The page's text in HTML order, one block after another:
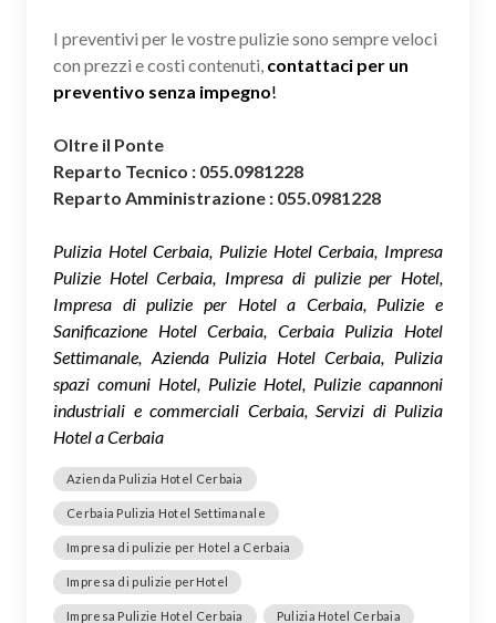
I preventivi per le vostre pulizie sono sempre veloci
con prezzi e costi contenuti, contattaci per un
preventivo senza impegno!
Oltre il Ponte
Reparto Tecnico : 055.0981228
Reparto Amministrazione : 055.0981228
Pulizia Hotel Cerbaia, Pulizie Hotel Cerbaia, Impresa
Pulizie Hotel Cerbaia, Impresa di pulizie per Hotel,
Impresa di pulizie per Hotel a Cerbaia, Pulizie e
Sanificazione Hotel Cerbaia, Cerbaia Pulizia Hotel
Settimanale, Azienda Pulizia Hotel Cerbaia, Pulizia
spazi comuni Hotel, Pulizie Hotel, Pulizie capannoni
industriali e commerciali Cerbaia, Servizi di Pulizia
Hotel a Cerbaia
Azienda Pulizia Hotel Cerbaia
Cerbaia Pulizia Hotel Settimanale
Impresa di pulizie per Hotel a Cerbaia
Impresa di pulizie perHotel
Impresa Pulizie Hotel Cerbaia Pulizia Hotel Cerbaia